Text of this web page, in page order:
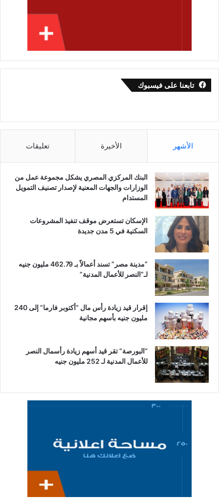
تابعنا على فيسبوك
الأشهر الأخيرة تعليقات
البنك المركزي المصري يشكل مجموعة عمل من
الوزارات والجهات المعنية لإصدار تصنيف التمويل
المستدام
الإسكان تستعرض موقف تنفيذ المشروعات
السكنية في 5 مدن جديدة
“مدينة مصر” تسند أعمالاً بـ 462.79 مليون جنيه
لـ”النصر للأعمال المدنية”
إقرار قيد زيادة رأس مال “أكتوبر فارما” إلى 240
مليون جنيه بأسهم مجانية
“البورصة” تقر قيد أسهم زيادة رأسمال النصر
للأعمال المدنية لـ 252 مليون جنيه